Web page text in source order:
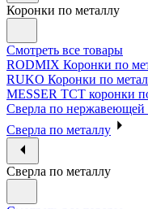
Коронки по металлу
Смотреть все товары
RODMIX Коронки по
RUKO Коронки по
MESSER ТСТ коронки
Сверла по
Сверла по металлу
Сверла по металлу